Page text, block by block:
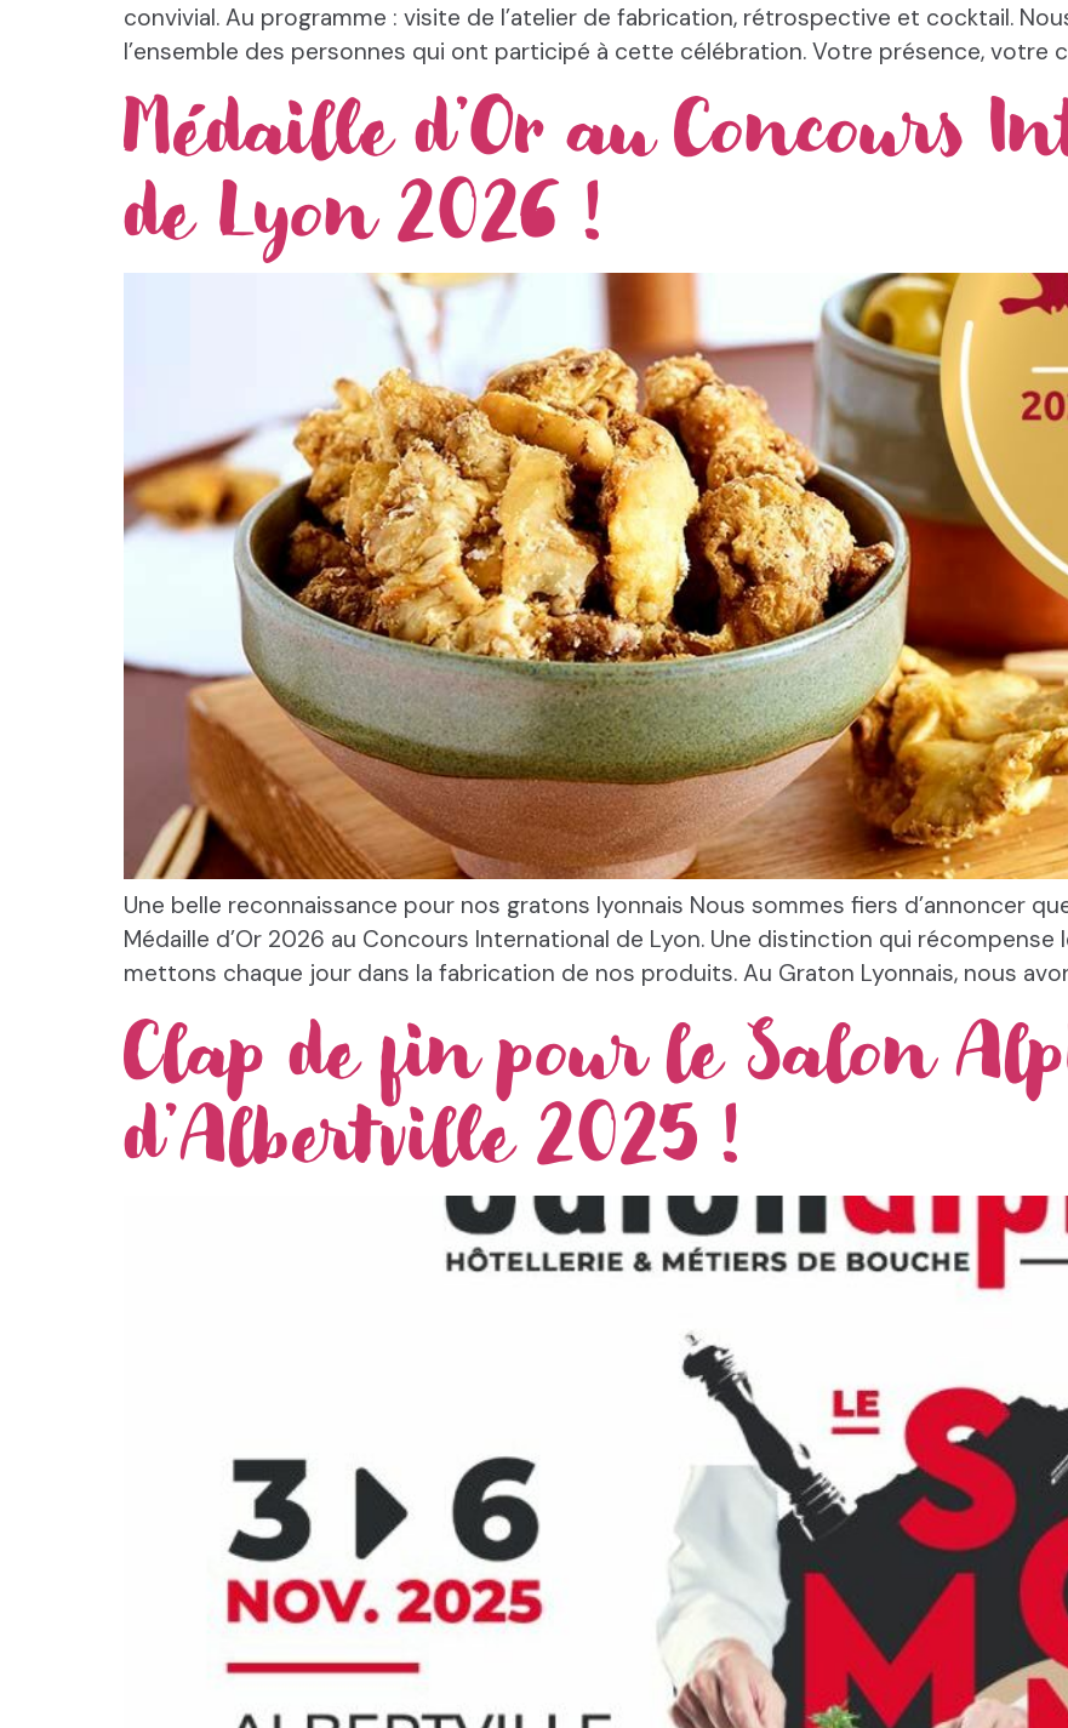
convivial. Au programme : visite de l’atelier de fabrication, rétrospective et cocktail.
l’ensemble des personnes qui ont participé à cette célébration. Votre présence, votre
Médaille d’Or au Concours
de Lyon 2026 !
Une belle reconnaissance pour nos gratons lyonnais Nous sommes fiers d’annoncer
Médaille d’Or 2026 au Concours International de Lyon. Une distinction qui récompense
mettons chaque jour dans la fabrication de nos produits. Au Graton Lyonnais, nous
Clap de fin pour le Salon
d’Albertville 2025 !